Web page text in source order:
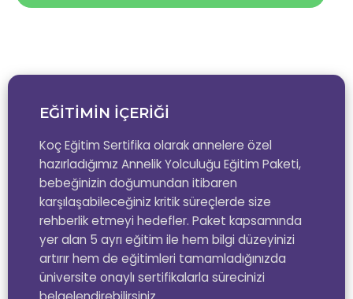
EĞİTİMİN İÇERİĞİ
Koç Eğitim Sertifika olarak annelere özel
hazırladığımız Annelik Yolculuğu Eğitim Paketi,
bebeğinizin doğumundan itibaren
karşılaşabileceğiniz kritik süreçlerde size
rehberlik etmeyi hedefler. Paket kapsamında
yer alan 5 ayrı eğitim ile hem bilgi düzeyinizi
artırır hem de eğitimleri tamamladığınızda
üniversite onaylı sertifikalarla sürecinizi